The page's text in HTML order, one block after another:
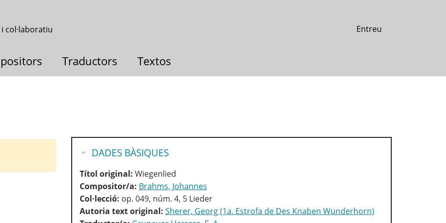
col·laboratiu Entreu
Traductors Textos
OCULTA
DADES BÀSIQUES
Títol original: Wiegenlied
Compositor/a: Brahms, Johannes
Col·lecció: op. 049, núm. 4, 5 Lieder
Autoria text original: Sherer, Georg (1a. Estrofa de Des Knaben Wunderhorn)